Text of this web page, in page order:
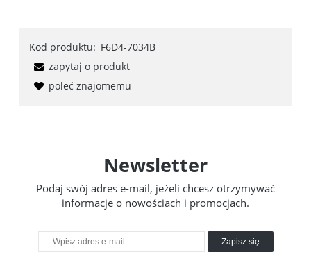
Kod produktu: F6D4-7034B
zapytaj o produkt
poleć znajomemu
Newsletter
Podaj swój adres e-mail, jeżeli chcesz otrzymywać
informacje o nowościach i promocjach.
Zapisz się